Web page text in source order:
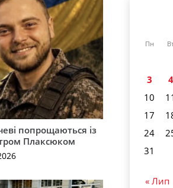
попрощаються із
Плаксюком
Пн
3
4
10
17
24
31
« Лип